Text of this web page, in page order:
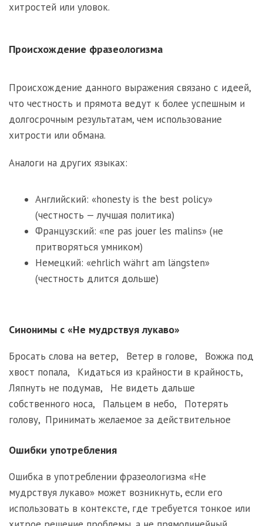
хитростей или уловок.
Происхождение фразеологизма
Происхождение данного выражения связано с идеей,
что честность и прямота ведут к более успешным и
долгосрочным результатам, чем использование
хитрости или обмана.
Аналоги на других языках:
Английский: «honesty is the best policy»
(честность — лучшая политика)
Французский: «ne pas jouer les malins» (не
притворяться умником)
Немецкий: «ehrlich währt am längsten»
(честность длится дольше)
Синонимы с «Не мудрствуя лукаво»
Бросать слова на ветер, Ветер в голове, Вожжа под
хвост попала, Кидаться из крайности в крайность,
Ляпнуть не подумав, Не видеть дальше
собственного носа, Пальцем в небо, Потерять
голову, Принимать желаемое за действительное
Ошибки употребления
Ошибка в употреблении фразеологизма «Не
мудрствуя лукаво» может возникнуть, если его
использовать в контексте, где требуется тонкое или